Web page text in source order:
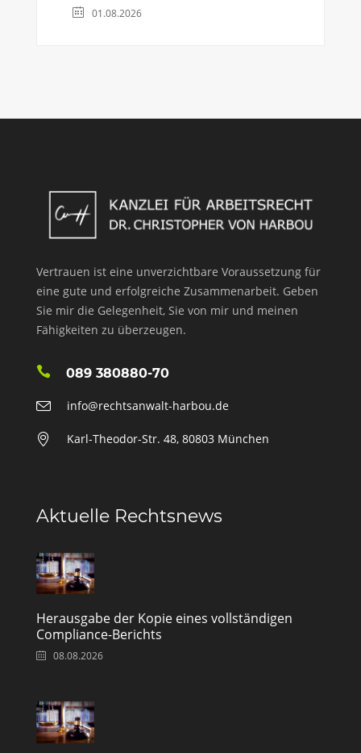
01.08.2026
Vertrauen ist eine unverzichtbare Voraussetzung für
eine gute und erfolgreiche Zusammenarbeit. Geben
Sie mir die Gelegenheit, Sie von mir und meinen
Fähigkeiten zu überzeugen.
089 380880-70
info@rechtsanwalt-harbou.de
Karl-Theodor-Str. 48, 80803 München
Aktuelle Rechtsnews
Herausgabe der Kopie eines vollständigen
Compliance-Berichts
08.08.2026